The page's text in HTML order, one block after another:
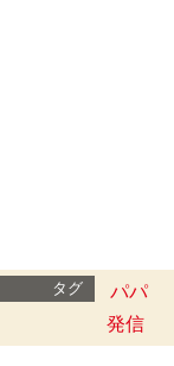
タグ パパ
発信